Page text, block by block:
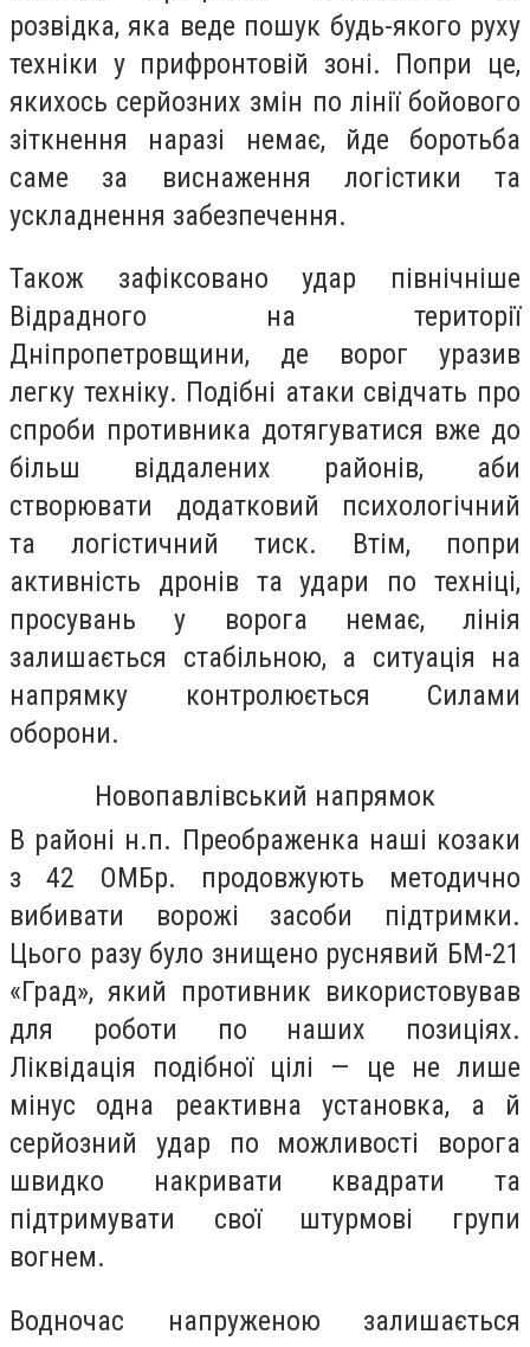
розвідка, яка веде пошук будь-якого руху
техніки у прифронтовій зоні. Попри це,
якихось серйозних змін по лінії бойового
зіткнення наразі немає, йде боротьба
саме за виснаження логістики та
ускладнення забезпечення.
Також зафіксовано удар північніше
Відрадного на території
Дніпропетровщини, де ворог уразив
легку техніку. Подібні атаки свідчать про
спроби противника дотягуватися вже до
більш віддалених районів, аби
створювати додатковий психологічний
та логістичний тиск. Втім, попри
активність дронів та удари по техніці,
просувань у ворога немає, лінія
залишається стабільною, а ситуація на
напрямку контролюється Силами
оборони.
Новопавлівський напрямок
В районі н.п. Преображенка наші козаки
з 42 ОМБр. продовжують методично
вибивати ворожі засоби підтримки.
Цього разу було знищено руснявий БМ-21
«Град», який противник використовував
для роботи по наших позиціях.
Ліквідація подібної цілі — це не лише
мінус одна реактивна установка, а й
серйозний удар по можливості ворога
швидко накривати квадрати та
підтримувати свої штурмові групи
вогнем.
Водночас напруженою залишається